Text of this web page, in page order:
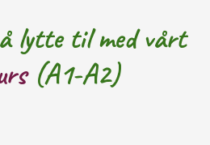
lytte til med vårt
(A1-A2)